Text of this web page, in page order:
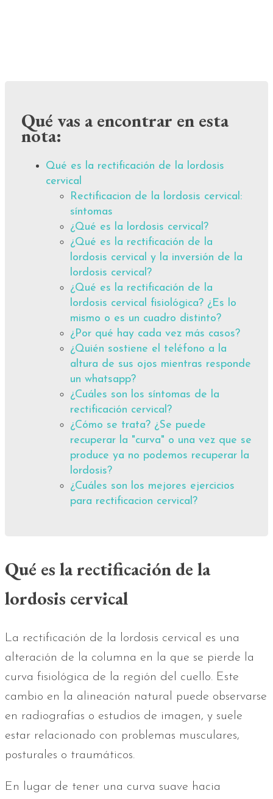
Qué vas a encontrar en esta
nota:
Qué es la rectificación de la lordosis
cervical
Rectificacion de la lordosis cervical:
síntomas
¿Qué es la lordosis cervical?
¿Qué es la rectificación de la
lordosis cervical y la inversión de la
lordosis cervical?
¿Qué es la rectificación de la
lordosis cervical fisiológica? ¿Es lo
mismo o es un cuadro distinto?
¿Por qué hay cada vez más casos?
¿Quién sostiene el teléfono a la
altura de sus ojos mientras responde
un whatsapp?
¿Cuáles son los síntomas de la
rectificación cervical?
¿Cómo se trata? ¿Se puede
recuperar la "curva" o una vez que se
produce ya no podemos recuperar la
lordosis?
¿Cuáles son los mejores ejercicios
para rectificacion cervical?
Qué es la rectificación de la
lordosis cervical
La rectificación de la lordosis cervical es una
alteración de la columna en la que se pierde la
curva fisiológica de la región del cuello. Este
cambio en la alineación natural puede observarse
en radiografías o estudios de imagen, y suele
estar relacionado con problemas musculares,
posturales o traumáticos.
En lugar de tener una curva suave hacia